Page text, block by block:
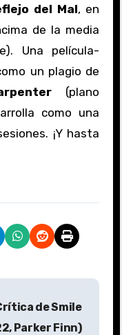
del Mal, en
de la media
Una película-
un plagio de
(plano
como una
¡Y hasta
de Smile
Parker Finn)